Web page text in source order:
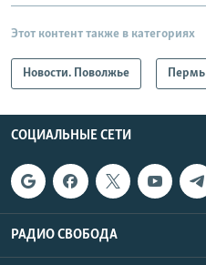
Этот контент также в категориях
Новости. Поволжье Пермь
СОЦИАЛЬНЫЕ СЕТИ
РАДИО СВОБОДА